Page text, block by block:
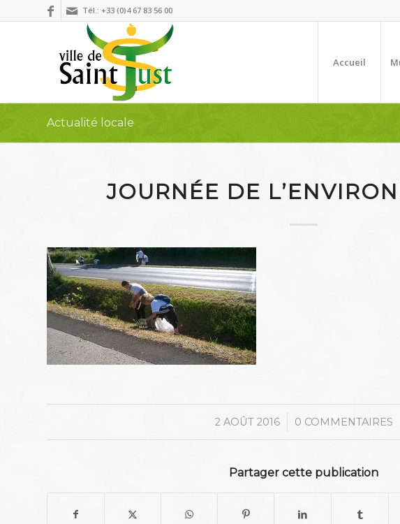
Tél.: +33 (0)4 67 83 56 00
Accueil
Actualité locale
JOURNÉE DE
2 AOÛT 2016
/ 0 COMMENTAIRES
Partager cette publication